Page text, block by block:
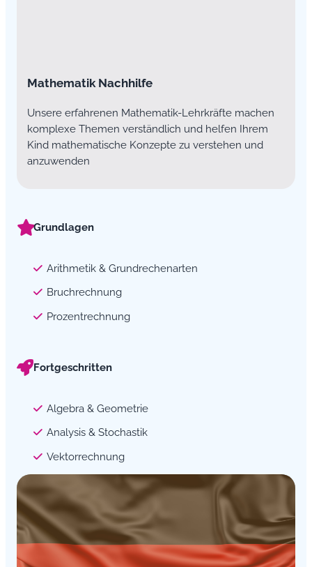
Mathematik Nachhilfe
Unsere erfahrenen Mathematik-Lehrkräfte machen
komplexe Themen verständlich und helfen Ihrem
Kind mathematische Konzepte zu verstehen und
anzuwenden
Grundlagen
Arithmetik & Grundrechenarten
Bruchrechnung
Prozentrechnung
Fortgeschritten
Algebra & Geometrie
Analysis & Stochastik
Vektorrechnung